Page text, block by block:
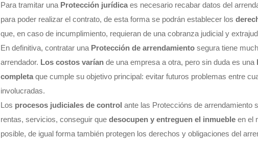
Para tramitar una Protección jurídica es necesario recabar datos del
para poder realizar el contrato, de esta forma se podrán establecer los
que, en caso de incumplimiento, requieran de una cobranza judicial y
En definitiva, contratar una Protección de arrendamiento segura tiene
arrendador. Los costos varían de una empresa a otra, pero sin duda es una
completa que cumple su objetivo principal: evitar futuros problemas entre
involucradas.
Los procesos judiciales de control ante las Proteccións de arrendamiento
rentas, servicios, conseguir que desocupen y entreguen el inmueble en el
posible, de igual forma también protegen los derechos y obligaciones del